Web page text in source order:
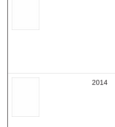
2014